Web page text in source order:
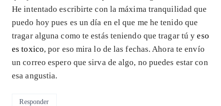
He intentado escribirte con la máxima tranquilidad que
puedo hoy pues es un día en el que me he tenido que
tragar alguna como te estás teniendo que tragar tú yeso
es toxico, por eso mira lo de las fechas. Ahora te envío
un correo espero que sirva de algo, no puedes estar con
esa angustia.
Responder